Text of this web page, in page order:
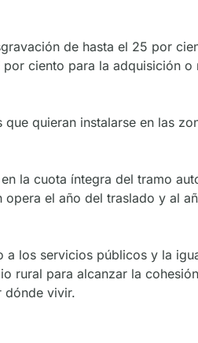
de hasta el 25 por
ciento para la adquisición
quieran instalarse en las
la cuota íntegra del tramo
el año del traslado y al
los servicios públicos y la
rural para alcanzar la
dónde vivir.